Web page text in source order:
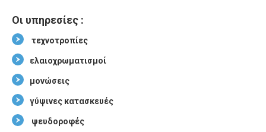
Οι υπηρεσίες :
τεχνοτροπίες
ελαιοχρωματισμοί
μονώσεις
γύψινες κατασκευές
ψευδοροφές